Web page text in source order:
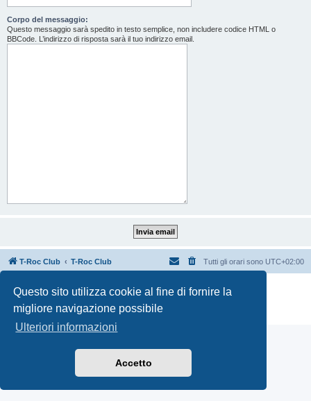
Questo sito utilizza cookie al fine di fornire la
migliore navigazione possibile
Ulteriori informazioni
Accetto
Corpo del messaggio:
Questo messaggio sarà spedito in testo semplice, non includere codice HTML o
BBCode. L’indirizzo di risposta sarà il tuo indirizzo email.
T-Roc Club T-Roc Club Tutti gli orari sono UTC+02:00
Creato da
® Forum Software © phpBB Limited
Privacy|Condizioni